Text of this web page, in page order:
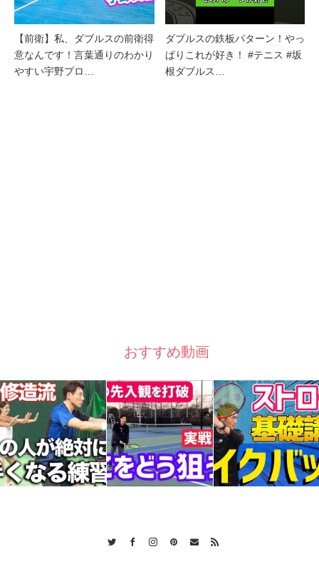
【前衛】私、ダブルスの前衛得
意なんです！言葉通りのわかり
やすい宇野プロ…
ダブルスの鉄板パターン！やっ
ぱりこれが好き！ #テニス #坂
根ダブルス…
おすすめ動画